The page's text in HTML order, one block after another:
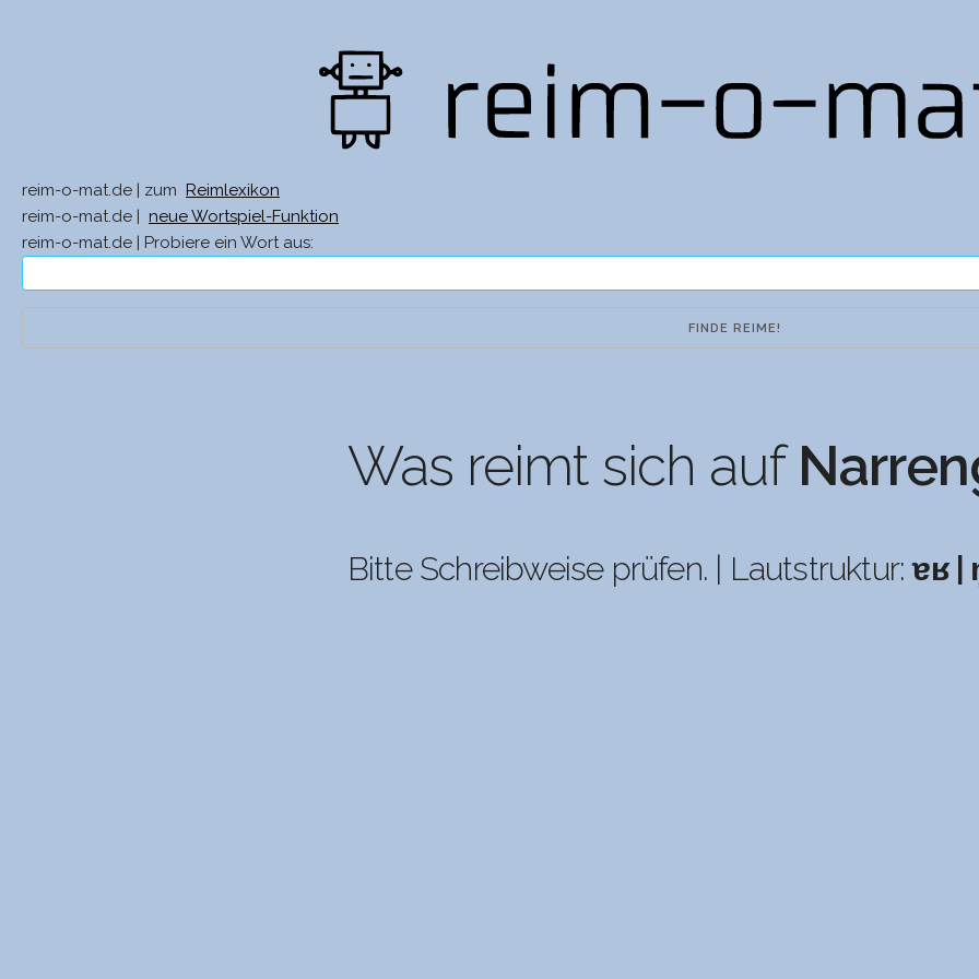
reim-o-mat.de | zum
Reimlexikon
reim-o-mat.de |
neue Wortspiel-Funktion
reim-o-mat.de | Probiere ein Wort aus:
Was reimt sich auf
Bitte Schreibweise prüfen. | Lautstruktur:ɐʁ |